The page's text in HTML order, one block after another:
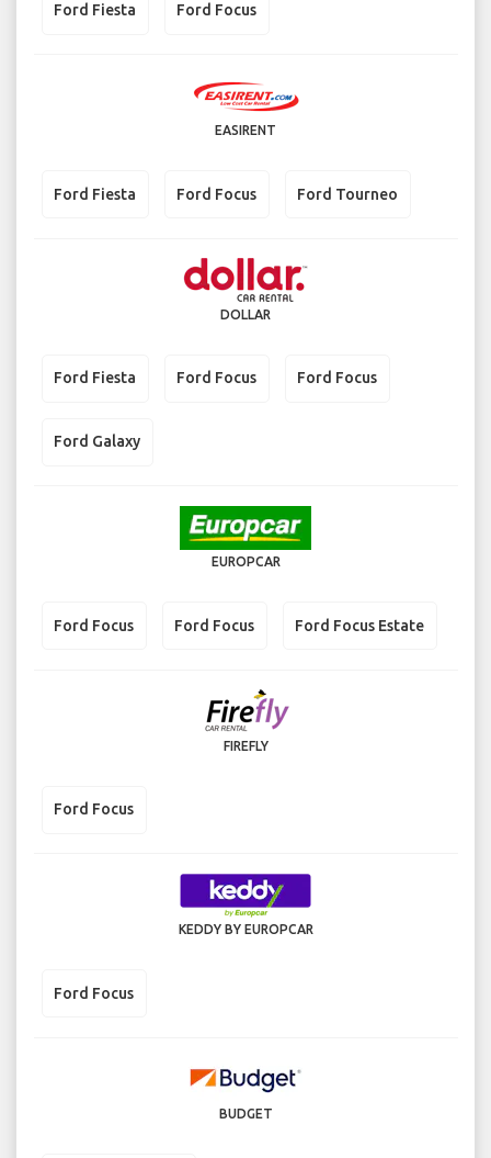
Ford Fiesta Ford Focus
EASIRENT
Ford Fiesta Ford Focus Ford Tourneo
DOLLAR
Ford Fiesta Ford Focus Ford Focus
Ford Galaxy
EUROPCAR
Ford Focus Ford Focus Ford Focus Estate
FIREFLY
Ford Focus
KEDDY BY EUROPCAR
Ford Focus
BUDGET